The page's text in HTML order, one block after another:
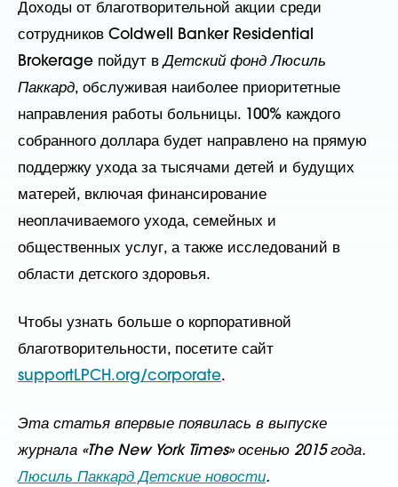
Доходы от благотворительной акции среди
сотрудников Coldwell Banker Residential
Brokerage пойдут вДетский фонд Люсиль
Паккард, обслуживая наиболее приоритетные
направления работы больницы. 100% каждого
собранного доллара будет направлено на прямую
поддержку ухода за тысячами детей и будущих
матерей, включая финансирование
неоплачиваемого ухода, семейных и
общественных услуг, а также исследований в
области детского здоровья.
Чтобы узнать больше о корпоративной
благотворительности, посетите сайт
supportLPCH.org/corporate.
Эта статья впервые появилась в выпуске
журнала «The New York Times» осенью 2015 года.
Люсиль Паккард Детские новости.